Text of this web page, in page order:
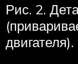
Рис. 2.
двигателя).